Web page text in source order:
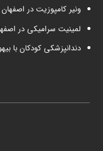
ونیر کامپوزیت در اصفهان
لمینیت سرامیکی در
دندانپزشکی کودکان با